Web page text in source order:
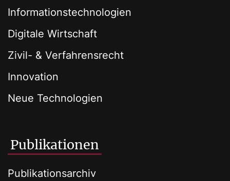
Informationstechnologien
Digitale Wirtschaft
Zivil- & Verfahrensrecht
Innovation
Neue Technologien
Publikationen
Publikationsarchiv